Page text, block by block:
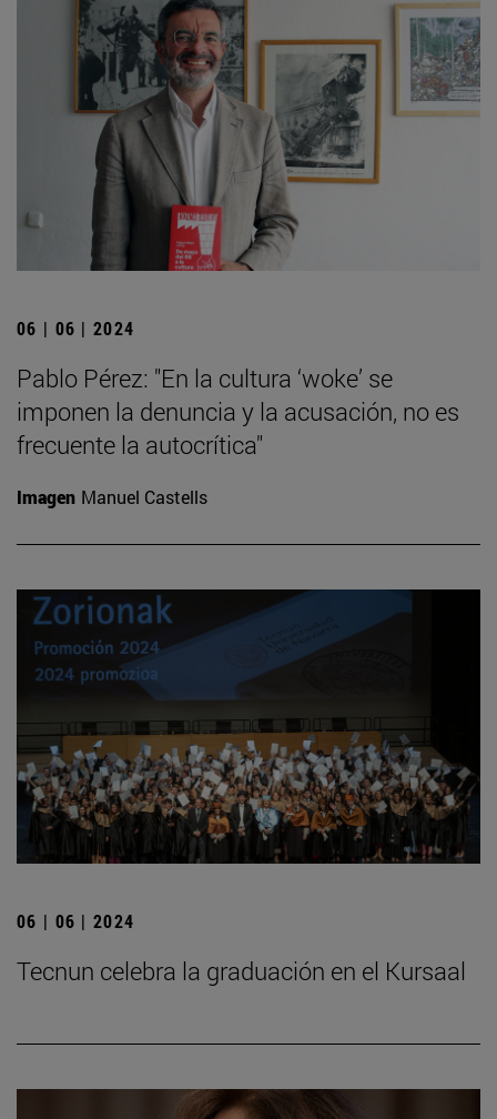
06 | 06 | 2024
Pablo Pérez: "En la cultura ‘woke’ se
imponen la denuncia y la acusación, no es
frecuente la autocrítica"
Imagen Manuel Castells
06 | 06 | 2024
Tecnun celebra la graduación en el Kursaal